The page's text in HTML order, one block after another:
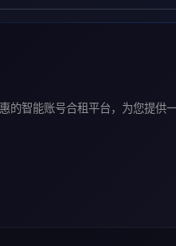
的智能账号合租平台，为您提供